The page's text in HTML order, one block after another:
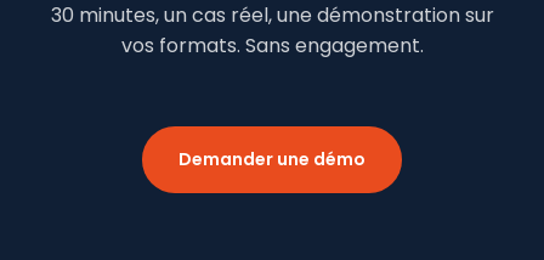
30 minutes, un cas réel, une démonstration sur
vos formats. Sans engagement.
Demander une démo